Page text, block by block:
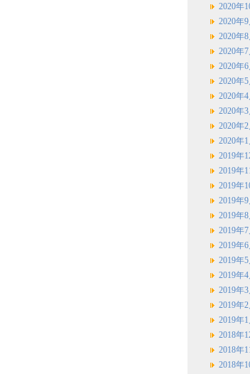
2020年
2020年9
2020年8
2020年7
2020年6
2020年5
2020年4
2020年3
2020年2
2020年1
2019年
2019年
2019年
2019年9
2019年8
2019年7
2019年6
2019年5
2019年4
2019年3
2019年2
2019年1
2018年
2018年
2018年